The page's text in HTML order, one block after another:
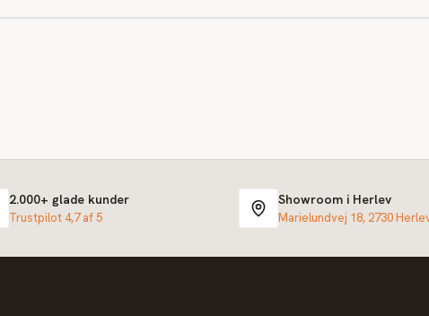
2.000+ glade kunder
Trustpilot 4,7 af 5
Showroom i Herlev
Marielundvej 18, 2730